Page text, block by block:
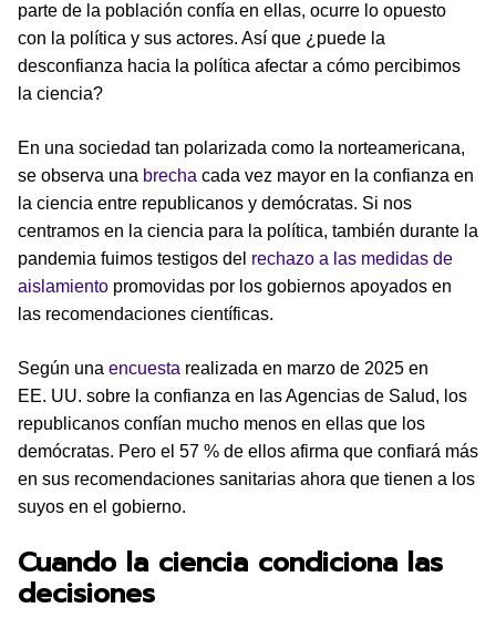
parte de la población confía en ellas, ocurre lo opuesto
con la política y sus actores. Así que ¿puede la
desconfianza hacia la política afectar a cómo percibimos
la ciencia?
En una sociedad tan polarizada como la norteamericana,
se observa una brecha cada vez mayor en la confianza en
la ciencia entre republicanos y demócratas. Si nos
centramos en la ciencia para la política, también durante la
pandemia fuimos testigos del rechazo a las medidas de
aislamiento promovidas por los gobiernos apoyados en
las recomendaciones científicas.
Según una encuesta realizada en marzo de 2025 en
EE. UU. sobre la confianza en las Agencias de Salud, los
republicanos confían mucho menos en ellas que los
demócratas. Pero el 57 % de ellos afirma que confiará más
en sus recomendaciones sanitarias ahora que tienen a los
suyos en el gobierno.
Cuando la ciencia condiciona las
decisiones